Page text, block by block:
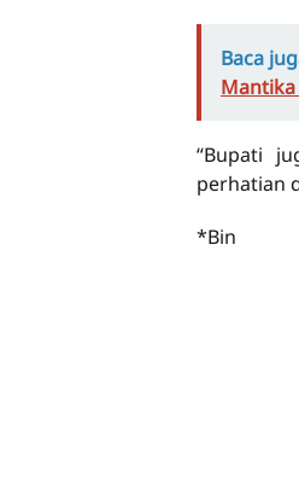
Baca
Mantika
“Bupati
perhatian
*Bin